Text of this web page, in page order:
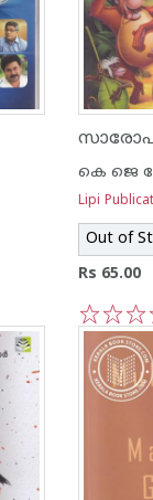
കെ ജെ
Lipi
Out of
Rs 65.00
3
2
1